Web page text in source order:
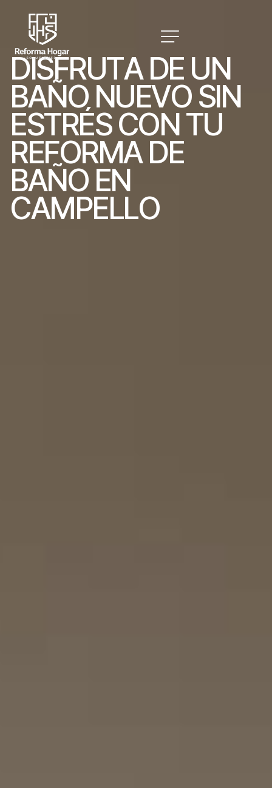
DISFRUTA DE UN
BAÑO NUEVO SIN
ESTRÉS CONTU
REFORMA DE
BAÑO EN
CAMPELLO